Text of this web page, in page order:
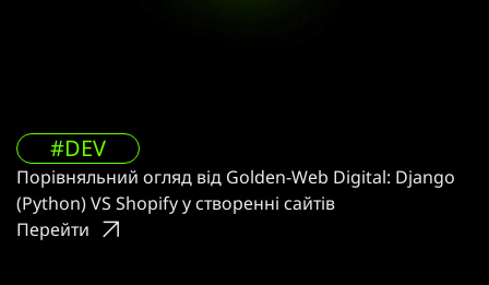
#DEV
Порівняльний огляд від Golden-Web Digital: Django
(Python) VS Shopify у створенні сайтів
Перейти